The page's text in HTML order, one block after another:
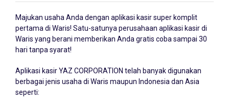
Majukan usaha Anda dengan aplikasi kasirsuper komplit
pertama di Waris! Satu-satunya perusahaan aplikasi kasir di
Waris yang berani memberikan Anda gratis coba sampai 30
hari tanpa syarat!
Aplikasi kasir YAZ CORPORATION telah banyak digunakan
berbagai jenis usaha di Waris maupun Indonesia dan Asia
seperti: